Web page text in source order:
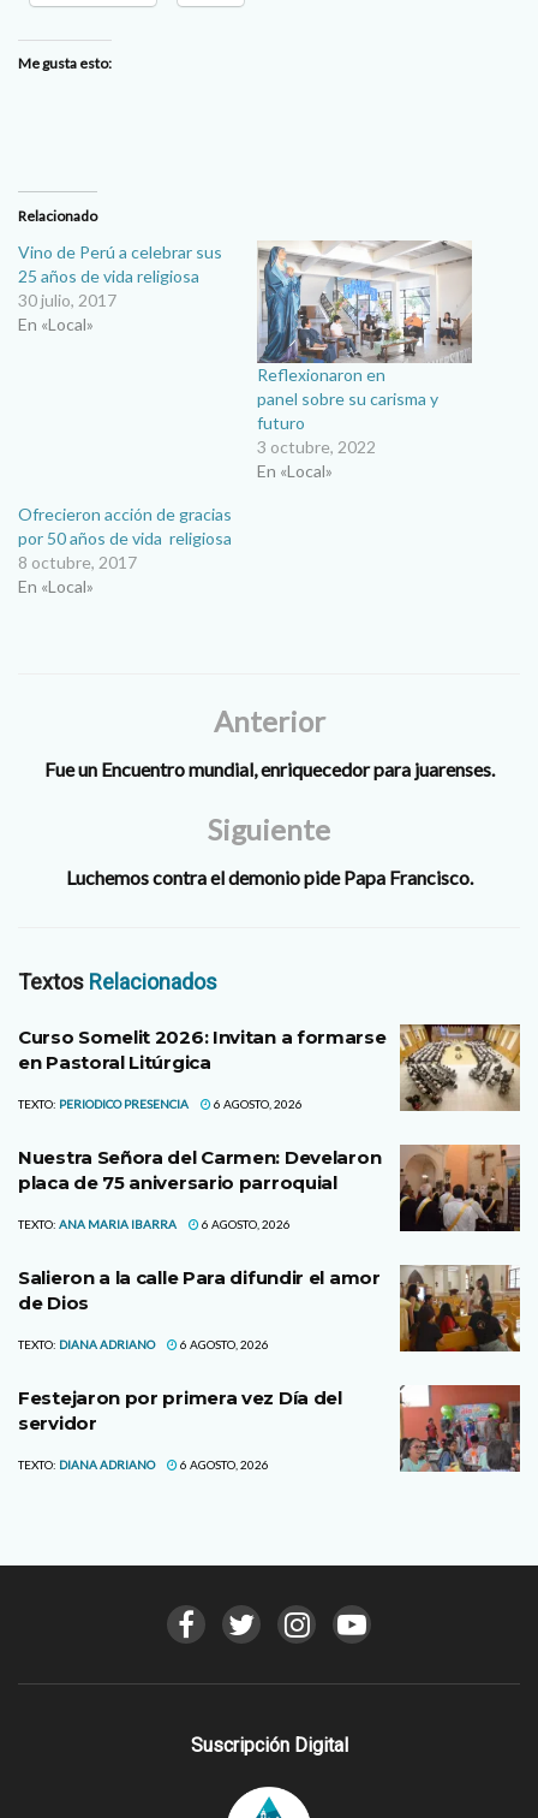
Me gusta esto:
Relacionado
Vino de Perú a celebrar sus
25 años de vida religiosa
30 julio, 2017
En «Local»
Reflexionaron en
panel sobre su carisma y
futuro
3 octubre, 2022
En «Local»
Ofrecieron acción de gracias
por 50 años de vida religiosa
8 octubre, 2017
En «Local»
Anterior
Fue un Encuentro mundial, enriquecedor para juarenses.
Siguiente
Luchemos contra el demonio pide Papa Francisco.
Textos Relacionados
Curso Somelit 2026: Invitan a formarse
en Pastoral Litúrgica
TEXTO: PERIODICO PRESENCIA 6 AGOSTO, 2026
Nuestra Señora del Carmen: Develaron
placa de 75 aniversario parroquial
TEXTO: ANA MARIA IBARRA 6 AGOSTO, 2026
Salieron a la calle Para difundir el amor
de Dios
TEXTO: DIANA ADRIANO 6 AGOSTO, 2026
Festejaron por primera vez Día del
servidor
TEXTO: DIANA ADRIANO 6 AGOSTO, 2026
Suscripción Digital